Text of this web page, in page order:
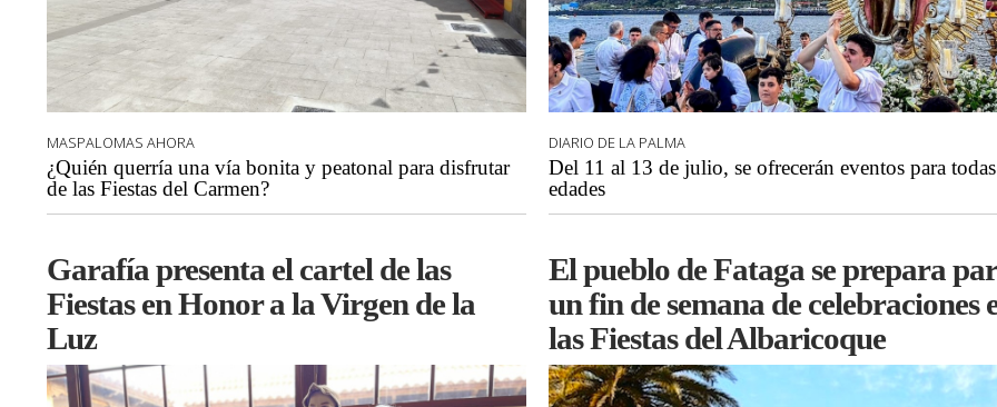
MASPALOMAS AHORA
¿Quién querría una vía bonita y peatonal para disfrutar
de las Fiestas del Carmen?
Garafía presenta el cartel de las
Fiestas en Honor a la Virgen de la
Luz
DIARIO DE LA PALMA
Del 11 al 13 de julio, se ofrecerán eventos para
edades
El pueblo de Fataga se prepara
un fin de semana de celebraciones
las Fiestas del Albaricoque